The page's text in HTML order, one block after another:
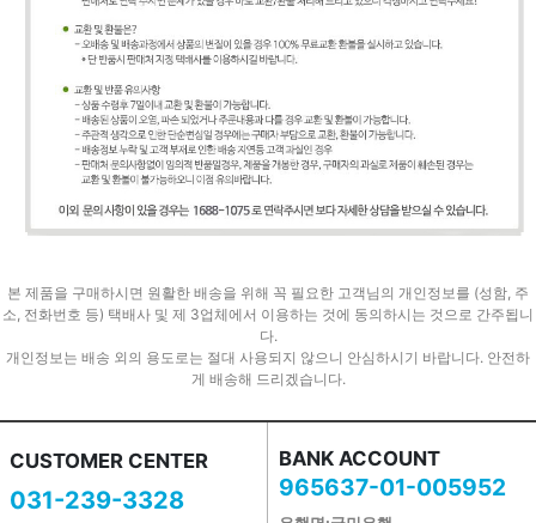
본 제품을 구매하시면 원활한 배송을 위해 꼭 필요한 고객님의 개인정보를 (성함, 주
소, 전화번호 등) 택배사 및 제 3업체에서 이용하는 것에 동의하시는 것으로 간주됩니
다.
개인정보는 배송 외의 용도로는 절대 사용되지 않으니 안심하시기 바랍니다. 안전하
게 배송해 드리겠습니다.
CUSTOMER CENTER
031-239-3328
BANK ACCOUNT
965637-01-005952